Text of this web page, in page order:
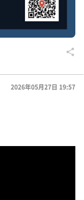
2026年05月27日 19:57